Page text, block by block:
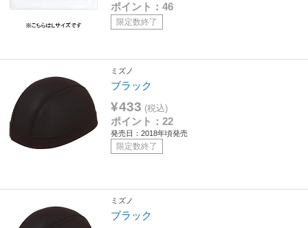
ポイント：46
限定数終了
ミズノ
ブラック
¥433 (税込)
ポイント：22
発売日：2018年頃発売
限定数終了
ミズノ
ブラック